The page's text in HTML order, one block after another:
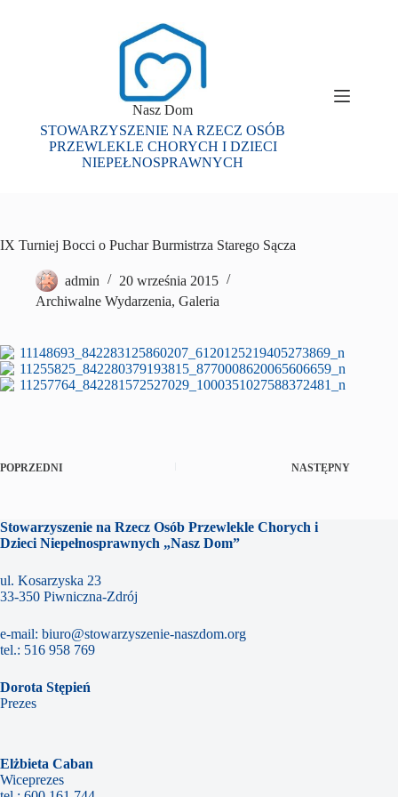
Nasz Dom
STOWARZYSZENIE NA RZECZ OSÓB
PRZEWLEKLE CHORYCH I DZIECI
NIEPEŁNOSPRAWNYCH
IX Turniej Bocci o Puchar Burmistrza Starego Sącza
admin
20 września 2015
Archiwalne Wydarzenia, Galeria
POPRZEDNI NASTĘPNY
Stowarzyszenie na Rzecz Osób Przewlekle Chorych i
Dzieci Niepełnosprawnych „Nasz Dom”
ul. Kosarzyska 23
33-350 Piwniczna-Zdrój
e-mail: biuro@stowarzyszenie-naszdom.org
tel.: 516 958 769
Dorota Stępień
Prezes
Elżbieta Caban
Wiceprezes